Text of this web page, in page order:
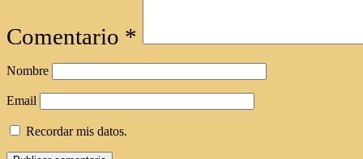
Comentario *
Nombre
Email
Recordar mis datos.